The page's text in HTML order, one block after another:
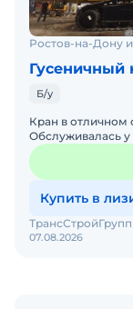
Ростов-на-Дону
Гусеничный
Б/у
Кран в отличном
Обслуживалась
обслуживанию
Купить в
07.08.2026
ТрансСтройГрупп